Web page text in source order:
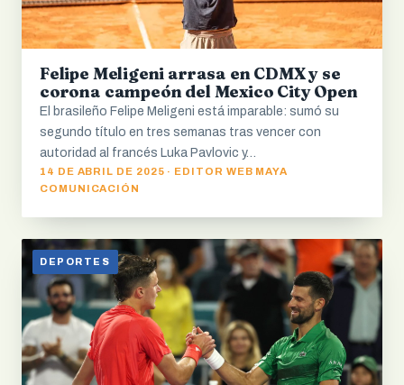
Felipe Meligeni arrasa en CDMX y se
corona campeón del Mexico City Open
El brasileño Felipe Meligeni está imparable: sumó su
segundo título en tres semanas tras vencer con
autoridad al francés Luka Pavlovic y…
14 DE ABRIL DE 2025 · EDITOR WEB MAYA
COMUNICACIÓN
DEPORTES